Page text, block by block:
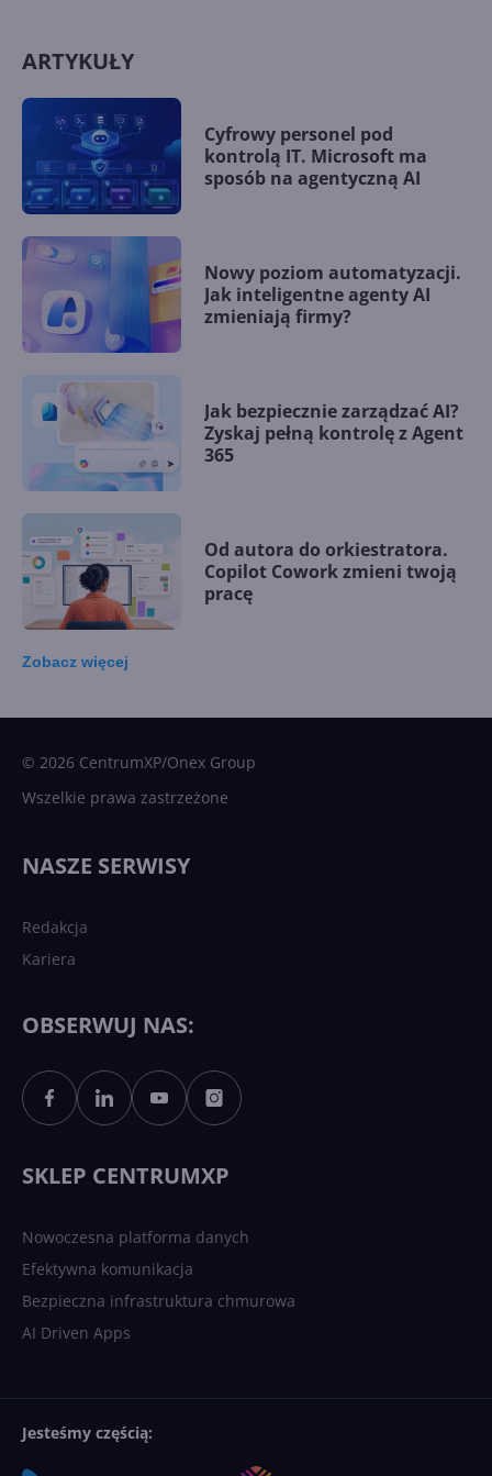
ARTYKUŁY
Cyfrowy personel pod
kontrolą IT. Microsoft ma
sposób na agentyczną AI
Nowy poziom automatyzacji.
Jak inteligentne agenty AI
zmieniają firmy?
Jak bezpiecznie zarządzać AI?
Zyskaj pełną kontrolę z Agent
365
Od autora do orkiestratora.
Copilot Cowork zmieni twoją
pracę
Sztuczna inteligencja po
polsku. Dość barier
Zobacz więcej
© 2026 CentrumXP/Onex Group
Wszelkie prawa zastrzeżone
NASZE SERWISY
Redakcja
Kariera
OBSERWUJ NAS:
SKLEP CENTRUMXP
Nowoczesna platforma danych
Efektywna komunikacja
Bezpieczna infrastruktura chmurowa
AI Driven Apps
Jesteśmy częścią: